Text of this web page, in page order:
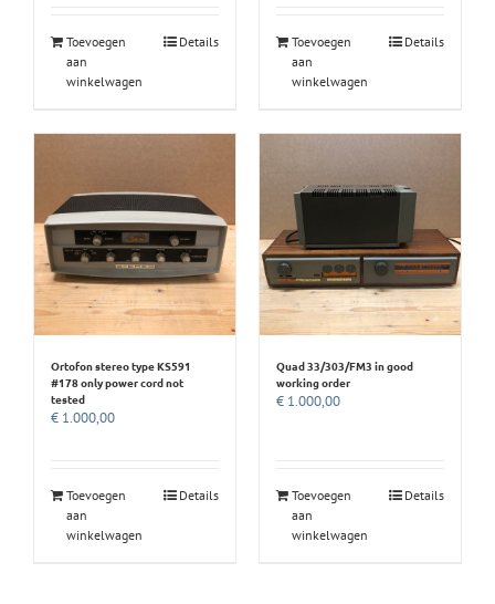
Toevoegen
aan
winkelwagen
Details
Toevoegen
aan
winkelwagen
Details
Ortofon stereo type KS591
#178 only power cord not
tested
€ 1.000,00
Toevoegen
aan
winkelwagen
Details
Quad 33/303/FM3 in good
working order
€ 1.000,00
Toevoegen
aan
winkelwagen
Details